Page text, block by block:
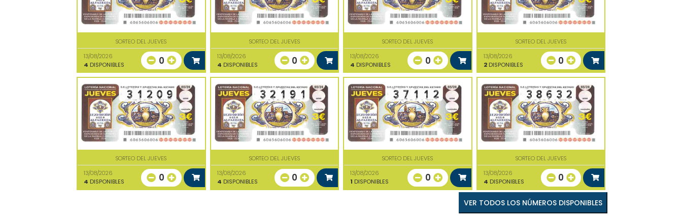
SORTEO DEL JUEVES
13/08/2026
4 DISPONIBLES 0
SORTEO DEL JUEVES
13/08/2026
4 DISPONIBLES 0
SORTEO DEL JUEVES
13/08/2026
4 DISPONIBLES 0
SORTEO DEL JUEVES
13/08/2026
2DISPONIBLES 0
SORTEO DEL JUEVES
13/08/2026
4 DISPONIBLES 0
SORTEO DEL JUEVES
13/08/2026
4 DISPONIBLES 0
SORTEO DEL JUEVES
13/08/2026
1 DISPONIBLES 0
SORTEO DEL JUEVES
13/08/2026
4 DISPONIBLES 0
VER TODOS LOS NÚMEROS DISPONIBLES